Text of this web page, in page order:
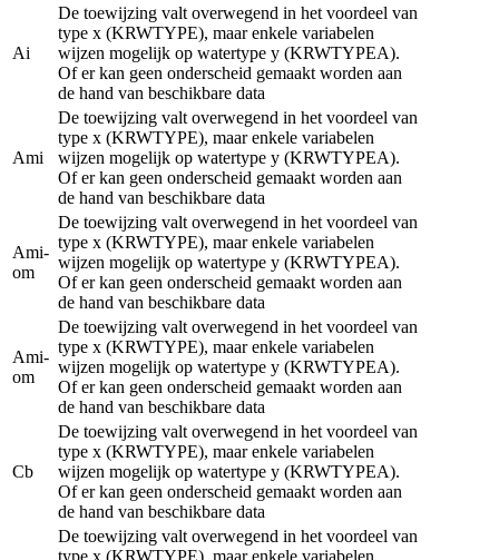
Ai
De toewijzing valt overwegend in het voordeel van
type x (KRWTYPE), maar enkele variabelen
wijzen mogelijk op watertype y (KRWTYPEA).
Of er kan geen onderscheid gemaakt worden aan
de hand van beschikbare data
Ami
De toewijzing valt overwegend in het voordeel van
type x (KRWTYPE), maar enkele variabelen
wijzen mogelijk op watertype y (KRWTYPEA).
Of er kan geen onderscheid gemaakt worden aan
de hand van beschikbare data
Ami-
om
De toewijzing valt overwegend in het voordeel van
type x (KRWTYPE), maar enkele variabelen
wijzen mogelijk op watertype y (KRWTYPEA).
Of er kan geen onderscheid gemaakt worden aan
de hand van beschikbare data
Ami-
om
De toewijzing valt overwegend in het voordeel van
type x (KRWTYPE), maar enkele variabelen
wijzen mogelijk op watertype y (KRWTYPEA).
Of er kan geen onderscheid gemaakt worden aan
de hand van beschikbare data
Cb
De toewijzing valt overwegend in het voordeel van
type x (KRWTYPE), maar enkele variabelen
wijzen mogelijk op watertype y (KRWTYPEA).
Of er kan geen onderscheid gemaakt worden aan
de hand van beschikbare data
De toewijzing valt overwegend in het voordeel van